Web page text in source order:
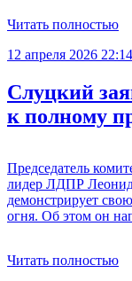
Читать полностью
12 апреля 2026 22:14
Слуцкий
к полному
Председатель
лидер ЛДПР
демонстрирует
огня. Об этом он
Читать полностью